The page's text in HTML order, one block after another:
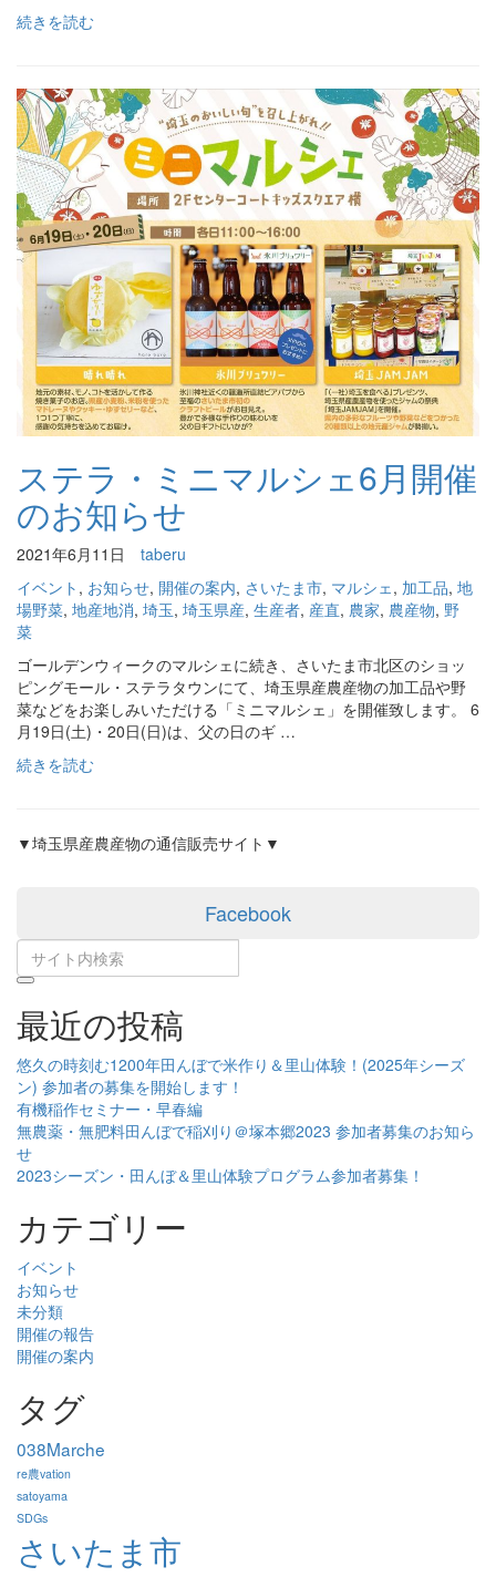
続きを読む
ステラ・ミニマルシェ6月開催
のお知らせ
2021年6月11日
taberu
イベント , お知らせ, 開催の案内, さいたま市, マルシェ , 加工品, 地
場野菜, 地産地消, 埼玉, 埼玉県産, 生産者, 産直, 農家, 農産物, 野
菜
ゴールデンウィークのマルシェに続き、さいたま市北区のショッ
ピングモール・ステラタウンにて、埼玉県産農産物の加工品や野
菜などをお楽しみいただける「ミニマルシェ」を開催致します。 6
月19日(土)・20日(日)は、父の日のギ …
続きを読む
▼埼玉県産農産物の通信販売サイト▼
Facebook
最近の投稿
悠久の時刻む1200年田んぼで米作り＆里山体験！(2025年シーズ
ン) 参加者の募集を開始します！
有機稲作セミナー・早春編
無農薬・無肥料田んぼで稲刈り＠塚本郷2023 参加者募集のお知ら
せ
2023シーズン・田んぼ＆里山体験プログラム参加者募集！
カテゴリー
イベント
お知らせ
未分類
開催の報告
開催の案内
タグ
038Marche
re農vation
satoyama
SDGs
さいたま市